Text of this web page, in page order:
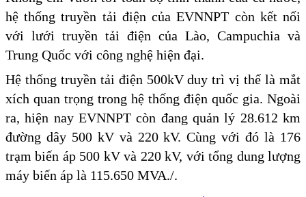
hệ thống truyền tải điện của EVNNPT còn kết nối
với lưới truyền tải điện của Lào, Campuchia và
Trung Quốc với công nghệ hiện đại.
Hệ thống truyền tải điện 500kV duy trì vị thế là mắt
xích quan trọng trong hệ thống điện quốc gia. Ngoài
ra, hiện nay EVNNPT còn đang quản lý 28.612 km
đường dây 500 kV và 220 kV. Cùng với đó là 176
trạm biến áp 500 kV và 220 kV, với tổng dung lượng
máy biến áp là 115.650 MVA./.